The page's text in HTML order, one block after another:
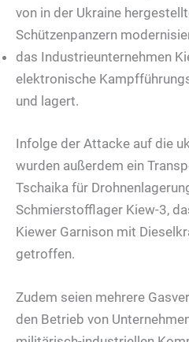
von in der Ukraine
Schützenpanzern
das Industrieunternehmen
elektronische
und lagert.
Infolge der Attacke auf die
wurden außerdem ein
Tschaika für
Schmierstofflager Kiew-3,
Kiewer Garnison mit
getroffen.
Zudem seien mehrere
den Betrieb von